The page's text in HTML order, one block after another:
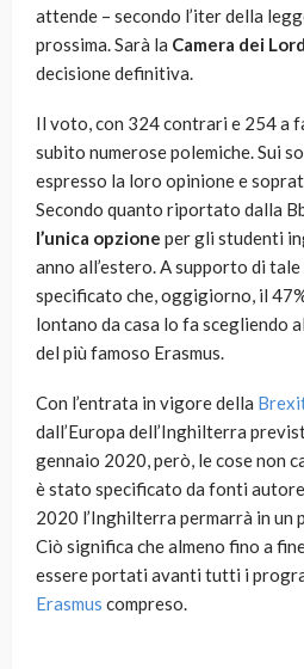
attende – secondo l’iter della
prossima. Sarà la Camera dei Lord
decisione definitiva.
Il voto, con 324 contrari e 254 a
subito numerose polemiche. Sui
espresso la loro opinione e
Secondo quanto riportato dalla
l’unica opzione per gli studenti
anno all’estero. A supporto di
specificato che, oggigiorno, il
lontano da casa lo fa scegliendo
del più famoso Erasmus.
Con l’entrata in vigore della
dall’Europa dell’Inghilterra
gennaio 2020, però, le cose non
è stato specificato da fonti
2020 l’Inghilterra permarrà in un
Ciò significa che almeno fino a
essere portati avanti tutti i
Erasmus compreso.